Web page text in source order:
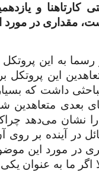
زیستی کارتاهنا و
مقداری در مورد
به این پروتکل
این پروتکل
داشت که
بعدی متعاهدین
نشان می‌دهد
در آینده بر روی
در مورد این
ما به عنوان